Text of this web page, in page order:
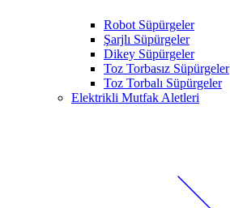
Robot Süpürgeler
Şarjlı Süpürgeler
Dikey Süpürgeler
Toz Torbasız Süpürgeler
Toz Torbalı Süpürgeler
Elektrikli Mutfak Aletleri